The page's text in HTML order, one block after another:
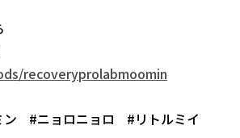
recoveryprolabmoomin
ン #ニョロニョロ #リトルミイ